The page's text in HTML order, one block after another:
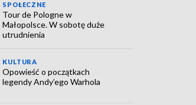
SPOŁECZNE
Tour de Pologne w
Małopolsce. W sobotę duże
utrudnienia
KULTURA
Opowieść o początkach
legendy Andy’ego Warhola